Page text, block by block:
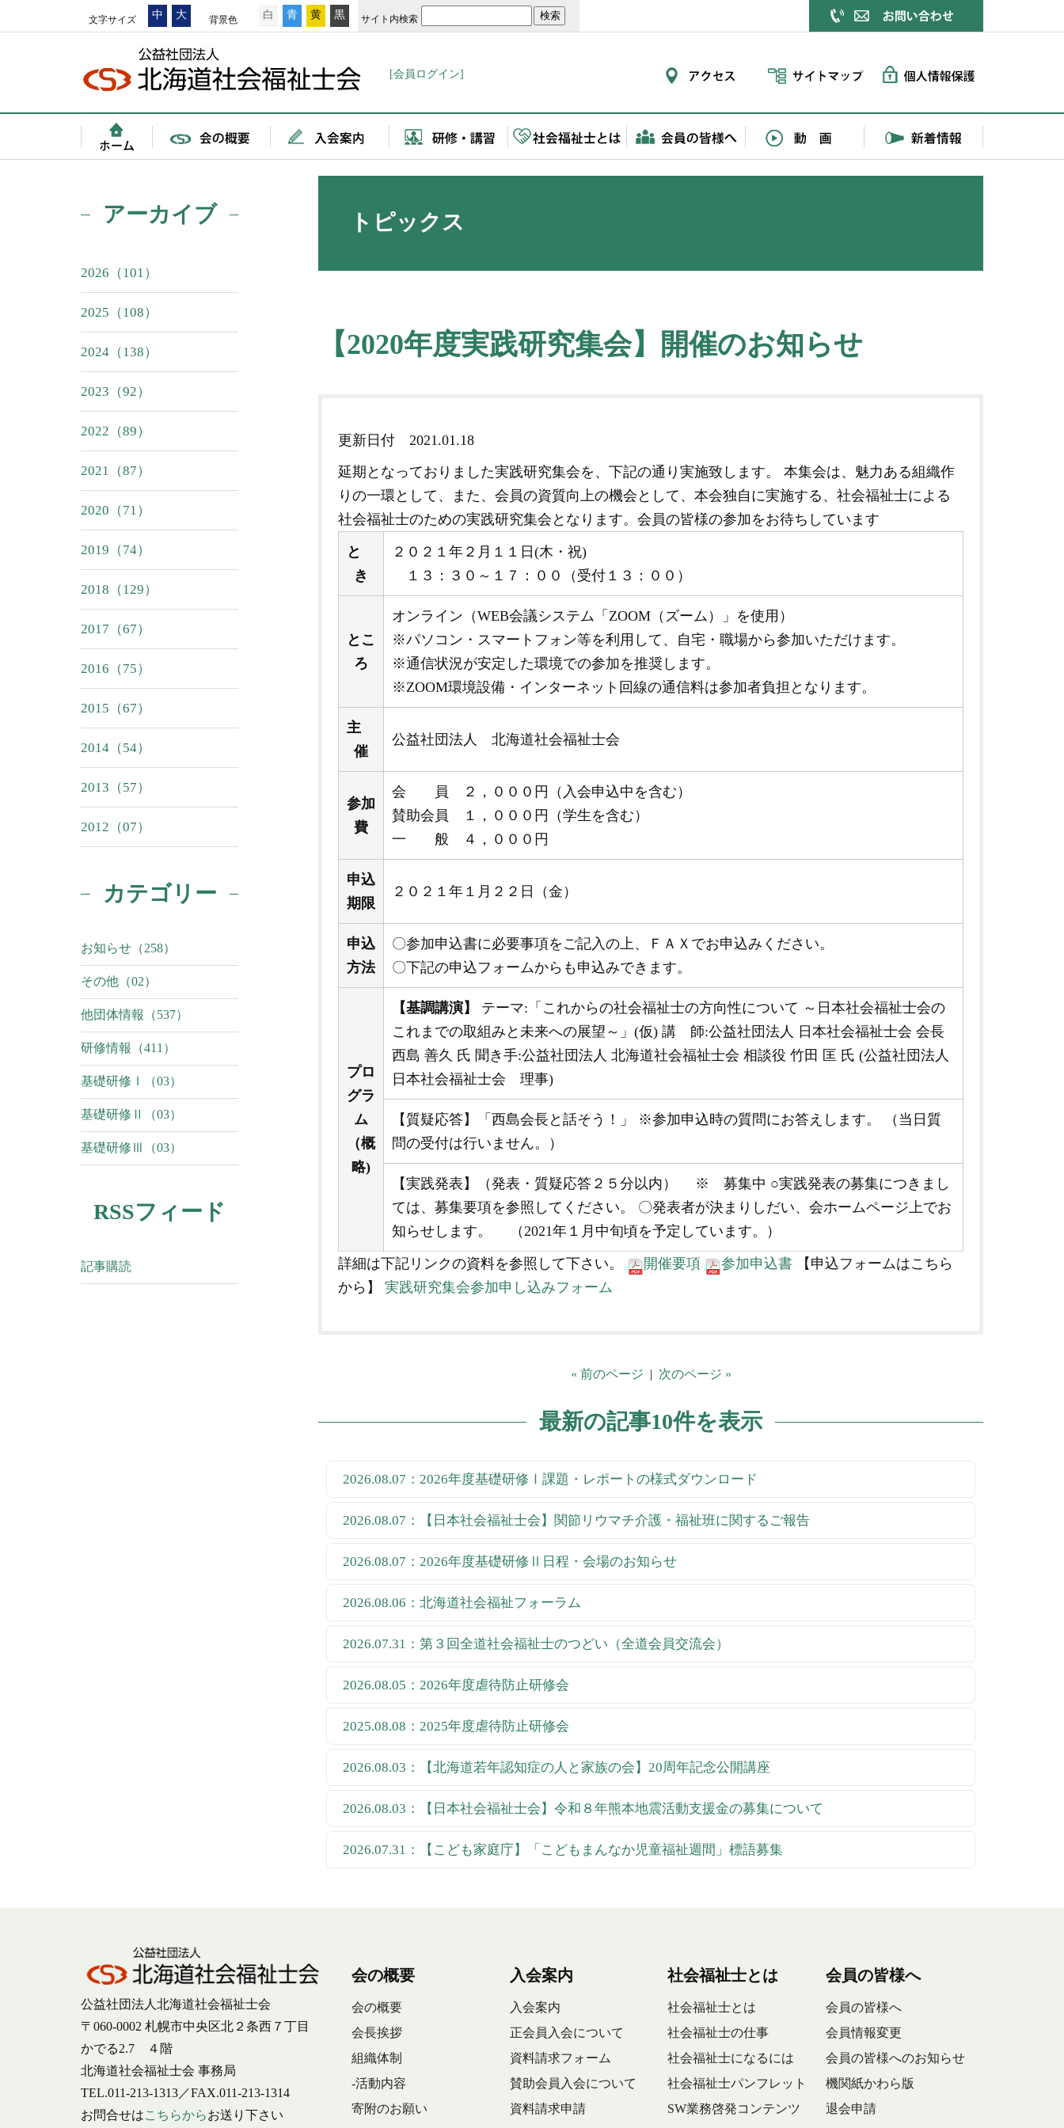
文字サイズ 中 大 背景色 白 青 黄 黒 サイト内検索
[会員ログイン]
トピックス
【2020年度実践研究集会】開催のお知らせ
更新日付 2021.01.18
延期となっておりました実践研究集会を、下記の通り実施致します。 本集会は、魅力ある組織作
りの一環として、また、会員の資質向上の機会として、本会独自に実施する、社会福祉士による
社会福祉士のための実践研究集会となります。会員の皆様の参加をお待ちしています
と
き
２０２１年２月１１日(木・祝)
１３：３０～１７：００（受付１３：００）
とこ
ろ
オンライン（WEB会議システム「ZOOM（ズーム）」を使用）
※パソコン・スマートフォン等を利用して、自宅・職場から参加いただけます。
※通信状況が安定した環境での参加を推奨します。
※ZOOM環境設備・インターネット回線の通信料は参加者負担となります。
主
催
公益社団法人 北海道社会福祉士会
参加
費
会 員 ２，０００円（入会申込中を含む）
賛助会員 １，０００円（学生を含む）
一 般 ４，０００円
申込
期限
２０２１年１月２２日（金）
申込
方法
〇参加申込書に必要事項をご記入の上、ＦＡＸでお申込みください。
〇下記の申込フォームからも申込みできます。
プロ
グラ
ム
（概
略)
【基調講演】
テーマ:「これからの社会福祉士の方向性について ～日本社会福祉士会の
これまでの取組みと未来への展望～」(仮) 講 師:公益社団法人 日本社会福祉士会 会長
西島 善久 氏 聞き手:公益社団法人 北海道社会福祉士会 相談役 竹田 匡 氏 (公益社団法人
日本社会福祉士会 理事)
【質疑応答】「西島会長と話そう！」 ※参加申込時の質問にお答えします。 （当日質
問の受付は行いません。）
【実践発表】（発表・質疑応答２５分以内） ※ 募集中 ○実践発表の募集につきまし
ては、募集要項を参照してください。 〇発表者が決まりしだい、会ホームページ上でお
知らせします。 （2021年１月中旬頃を予定しています。）
詳細は下記リンクの資料を参照して下さい。 開催要項 参加申込書 【申込フォームはこちら
から】 実践研究集会参加申し込みフォーム
« 前のページ | 次のページ »
最新の記事10件を表示
2026.08.07：2026年度基礎研修Ⅰ課題・レポートの様式ダウンロード
2026.08.07：【日本社会福祉士会】関節リウマチ介護・福祉班に関するご報告
2026.08.07：2026年度基礎研修Ⅱ日程・会場のお知らせ
2026.08.06：北海道社会福祉フォーラム
2026.07.31：第３回全道社会福祉士のつどい（全道会員交流会）
2026.08.05：2026年度虐待防止研修会
2025.08.08：2025年度虐待防止研修会
2026.08.03：【北海道若年認知症の人と家族の会】20周年記念公開講座
2026.08.03：【日本社会福祉士会】令和８年熊本地震活動支援金の募集について
2026.07.31：【こども家庭庁】「こどもまんなか児童福祉週間」標語募集
アーカイブ
2026（101）
2025（108）
2024（138）
2023（92）
2022（89）
2021（87）
2020（71）
2019（74）
2018（129）
2017（67）
2016（75）
2015（67）
2014（54）
2013（57）
2012（07）
カテゴリー
お知らせ（258）
その他（02）
他団体情報（537）
研修情報（411）
基礎研修Ⅰ（03）
基礎研修Ⅱ（03）
基礎研修Ⅲ（03）
RSSフィード
記事購読
公益社団法人北海道社会福祉士会
〒060-0002 札幌市中央区北２条西７丁目
かでる2.7 ４階
北海道社会福祉士会 事務局
TEL.011-213-1313／FAX.011-213-1314
お問合せはこちらからお送り下さい
会の概要
会の概要
会長挨拶
組織体制
-活動内容
寄附のお願い
入会案内
入会案内
正会員入会について
資料請求フォーム
賛助会員入会について
資料請求申請
社会福祉士とは
社会福祉士とは
社会福祉士の仕事
社会福祉士になるには
社会福祉士パンフレット
SW業務啓発コンテンツ
会員の皆様へ
会員の皆様へ
会員情報変更
会員の皆様へのお知らせ
機関紙かわら版
退会申請